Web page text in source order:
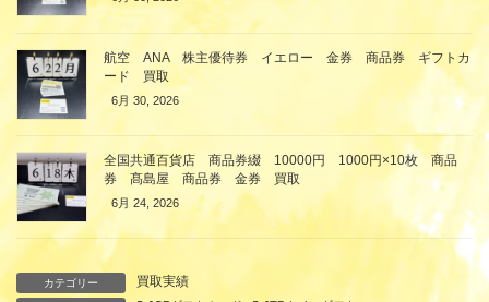
航空 ANA 株主優待券 イエロー 金券 商品券 ギフトカ
ード 買取
6月 30, 2026
全国共通百貨店 商品券綴 10000円 1000円×10枚 商品
券 髙島屋 商品券 金券 買取
6月 24, 2026
カテゴリー 買取実績